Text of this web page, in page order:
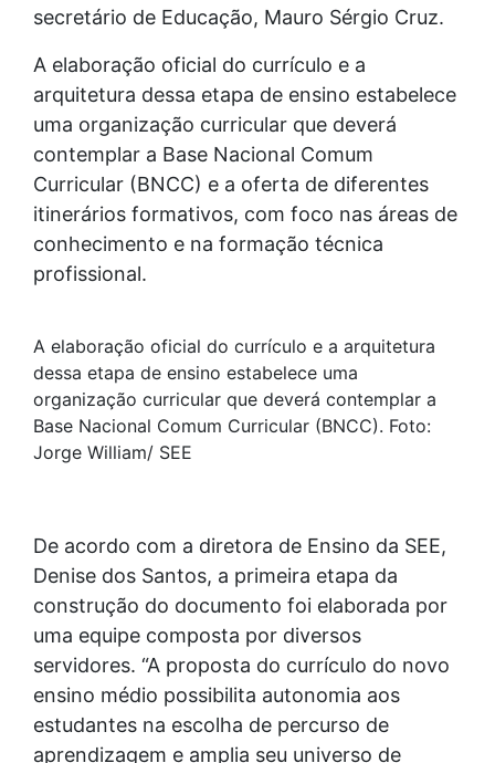
secretário de Educação, Mauro Sérgio Cruz.
A elaboração oficial do currículo e a
arquitetura dessa etapa de ensino estabelece
uma organização curricular que deverá
contemplar a Base Nacional Comum
Curricular (BNCC) e a oferta de diferentes
itinerários formativos, com foco nas áreas de
conhecimento e na formação técnica
profissional.
A elaboração oficial do currículo e a arquitetura
dessa etapa de ensino estabelece uma
organização curricular que deverá contemplar a
Base Nacional Comum Curricular (BNCC). Foto:
Jorge William/ SEE
De acordo com a diretora de Ensino da SEE,
Denise dos Santos, a primeira etapa da
construção do documento foi elaborada por
uma equipe composta por diversos
servidores. “A proposta do currículo do novo
ensino médio possibilita autonomia aos
estudantes na escolha de percurso de
aprendizagem e amplia seu universo de